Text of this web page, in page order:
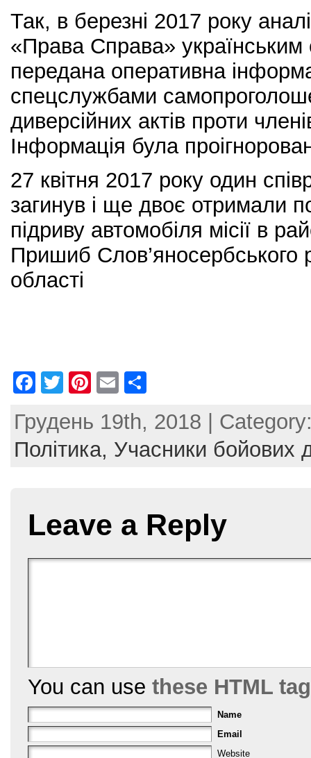
Так, в березні 2017 року
«Права Справа»
передана оперативна
спецслужбами
диверсійних актів проти
Інформація була
27 квітня 2017 року один
загинув і ще двоє отримали
підриву автомобіля місії в
Пришиб Слов’яносербського
області
F
c
e
o
k
T
itt
er
Pi
er
e
E
ai
l
ar
e
Грудень 19th, 2018 |
Політика, Учасники бойових
Leave a Reply
You can use these HTML
Name
Email
Website